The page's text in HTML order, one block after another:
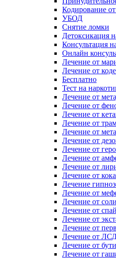
Кодирование
УБОД
Снятие ломки
Детоксикация
Консультация
Онлайн
Лечение от
Лечение от
Бесплатно
Тест на
Лечение от
Лечение от
Лечение от
Лечение от
Лечение от
Лечение от
Лечение от
Лечение от
Лечение от
Лечение от
Лечение
Лечение от
Лечение от соли
Лечение от
Лечение от
Лечение от
Лечение от
Лечение от
Лечение от